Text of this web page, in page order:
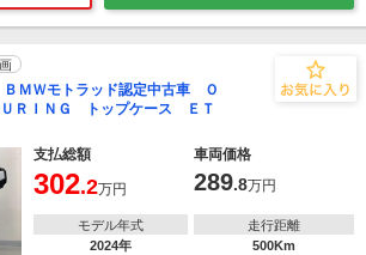
ＭＷモトラッド認定中古車 Ｏ
ＲＩＮＧ トップケース ＥＴ
支払総額
車両価格
302.2万円 289.8万円
モデル年式
2024年
走行距離
500Km